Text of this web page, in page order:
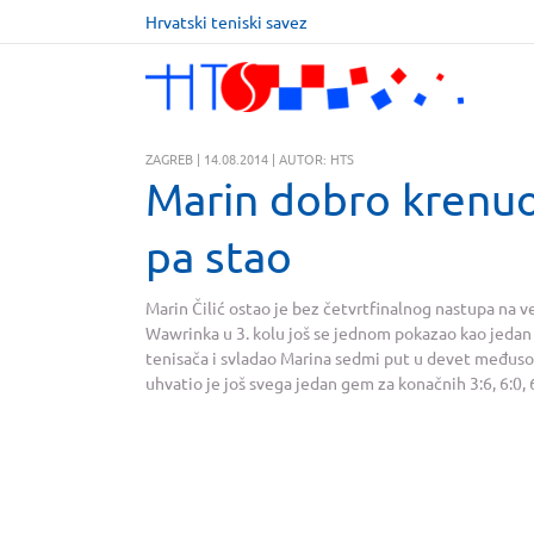
Hrvatski teniski savez
ZAGREB | 14.08.2014 | AUTOR: HTS
Marin dobro
pa stao
Marin Čilić ostao je bez četvrtfinalnog nastupa na
Wawrinka u 3. kolu još se jednom pokazao kao
tenisača i svladao Marina sedmi put u devet
uhvatio je jošsvega jedan gem za konačnih 3:6, 6:0,